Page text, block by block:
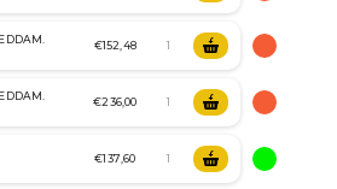
€152,48
€236,00
€137,60